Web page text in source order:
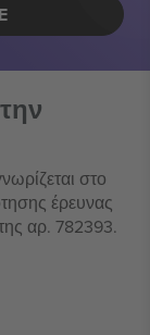
στο
έρευνας
αρ. 782393.